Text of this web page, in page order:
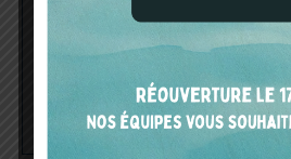
données ne seront pas stockées pour
vous contacter. Elles ne seront ni